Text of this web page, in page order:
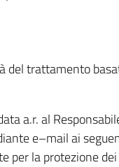
trattamento
a.r. al
e–mail ai
per la protezione